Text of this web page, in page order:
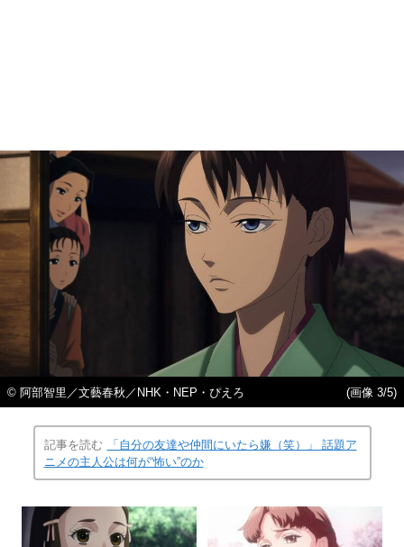
© 阿部智里／文藝春秋／NHK・NEP・ぴえろ (画像 3/5)
記事を読む
「自分の友達や仲間にいたら嫌（笑）」 話題ア
ニメの主人公は何が“怖い”のか